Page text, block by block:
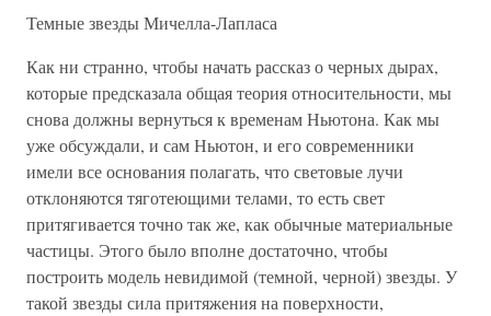
Темные звезды Мичелла-Лапласа
Как ни странно, чтобы начать рассказ о черных дырах,
которые предсказала общая теория относительности, мы
снова должны вернуться к временам Ньютона. Как мы
уже обсуждали, и сам Ньютон, и его современники
имели все основания полагать, что световые лучи
отклоняются тяготеющими телами, то есть свет
притягивается точно так же, как обычные материальные
частицы. Этого было вполне достаточно, чтобы
построить модель невидимой (темной, черной) звезды. У
такой звезды сила притяжения на поверхности,